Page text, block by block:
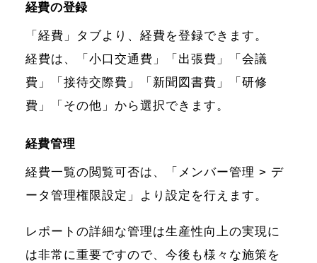
経費の登録
「経費」タブより、経費を登録できます。
経費は、「小口交通費」「出張費」「会議
費」「接待交際費」「新聞図書費」「研修
費」「その他」から選択できます。
経費管理
経費一覧の閲覧可否は、「メンバー管理 > デ
ータ管理権限設定」より設定を行えます。
レポートの詳細な管理は生産性向上の実現に
は非常に重要ですので、今後も様々な施策を